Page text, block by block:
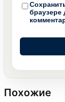
Похожие